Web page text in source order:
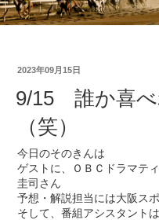
2023年09月15日
9/15 誰か喜べ
（笑）
今日のそのきんは
ゲストに、ＯＢＣドラマテ
圭司さん
予想・解説担当には大阪ス
そして、番組アシスタント